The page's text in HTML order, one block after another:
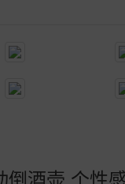
倒酒壶 个性